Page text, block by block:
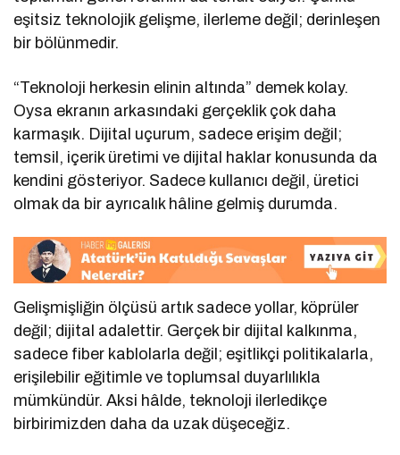
eşitsiz teknolojik gelişme, ilerleme değil; derinleşen
bir bölünmedir.
“Teknoloji herkesin elinin altında” demek kolay.
Oysa ekranın arkasındaki gerçeklik çok daha
karmaşık. Dijital uçurum, sadece erişim değil;
temsil, içerik üretimi ve dijital haklar konusunda da
kendini gösteriyor. Sadece kullanıcı değil, üretici
olmak da bir ayrıcalık hâline gelmiş durumda.
Gelişmişliğin ölçüsü artık sadece yollar, köprüler
değil; dijital adalettir. Gerçek bir dijital kalkınma,
sadece fiber kablolarla değil; eşitlikçi politikalarla,
erişilebilir eğitimle ve toplumsal duyarlılıkla
mümkündür. Aksi hâlde, teknoloji ilerledikçe
birbirimizden daha da uzak düşeceğiz.